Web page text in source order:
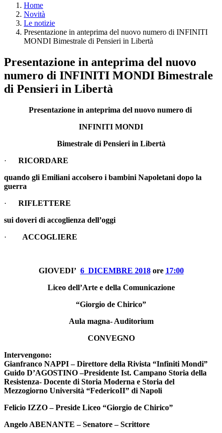
Home
Novità
Le notizie
Presentazione in anteprima del nuovo numero di INFINITI
MONDI Bimestrale di Pensieri in Libertà
Presentazione in anteprima del nuovo
numero di INFINITI MONDI Bimestrale
di Pensieri in Libertà
Presentazione in anteprima del nuovo numero di
INFINITI MONDI
Bimestrale di Pensieri in Libertà
· RICORDARE
quando gli Emiliani accolsero i bambini Napoletani dopo la
guerra
· RIFLETTERE
sui doveri di accoglienza dell’oggi
· ACCOGLIERE
GIOVEDI’ 6 DICEMBRE 2018ore 17:00
Liceo dell’Arte e della Comunicazione
“Giorgio de Chirico”
Aula magna- Auditorium
CONVEGNO
Intervengono:
Gianfranco NAPPI– Direttore della Rivista “Infiniti Mondi”
Guido D’AGOSTINO–Presidente Ist. Campano Storia della
Resistenza- Docente di Storia Moderna e Storia del
Mezzogiorno Università “FedericoII” di Napoli
Felicio IZZO– Preside Liceo “Giorgio de Chirico”
Angelo ABENANTE – Senatore – Scrittore